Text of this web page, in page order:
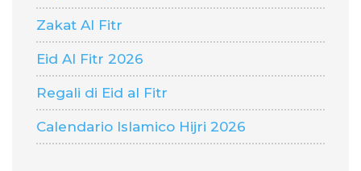
Zakat Al Fitr
Eid Al Fitr 2026
Regali di Eid al Fitr
Calendario Islamico Hijri 2026